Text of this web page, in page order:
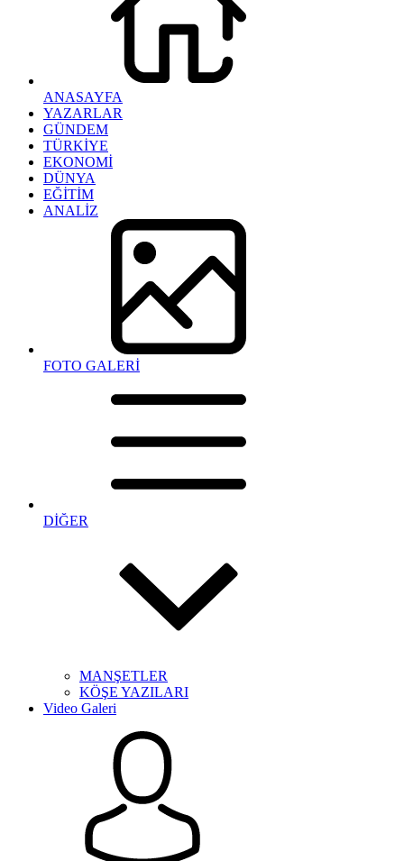
ANASAYFA
YAZARLAR
GÜNDEM
TÜRKİYE
EKONOMİ
DÜNYA
EĞİTİM
ANALİZ
FOTO GALERİ
DİĞER
MANŞETLER
KÖŞE YAZILARI
Video Galeri